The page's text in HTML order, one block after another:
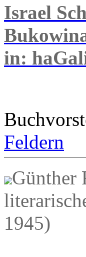
Israel
Feldern
Günther
1945)